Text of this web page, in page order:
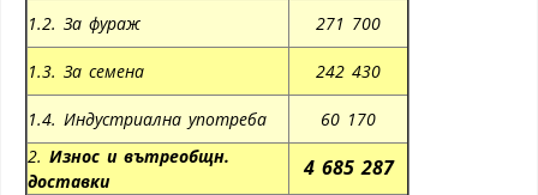
1.2. За фураж 271 700
1.3. За семена 242 430
1.4. Индустриална употреба
60 170
2. Износ и вътреобщн.
доставки
4 685 287